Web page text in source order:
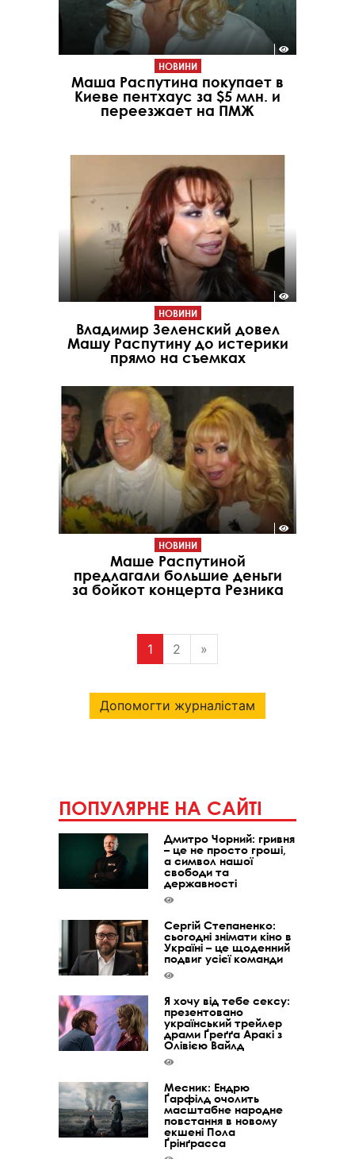
НОВИНИ
Маша Распутина покупает в
Киеве пентхаус за $5 млн. и
переезжает на ПМЖ
НОВИНИ
Владимир Зеленский довел
Машу Распутину до истерики
прямо на съемках
НОВИНИ
Маше Распутиной
предлагали большие деньги
за бойкот концерта Резника
1 2 »
Допомогти журналістам
ПОПУЛЯРНЕ НА САЙТІ
Дмитро Чорний: гривня
– це не просто гроші,
а символ нашої
свободи та
державності
Сергій Степаненко:
сьогодні знімати кіно в
Україні – це щоденний
подвиг усієї команди
Я хочу від тебе сексу:
презентовано
український трейлер
драми Ґреґґа Аракі з
Олівією Вайлд
Месник: Ендрю
Ґарфілд очолить
масштабне народне
повстання в новому
екшені Пола
Ґрінґрасса